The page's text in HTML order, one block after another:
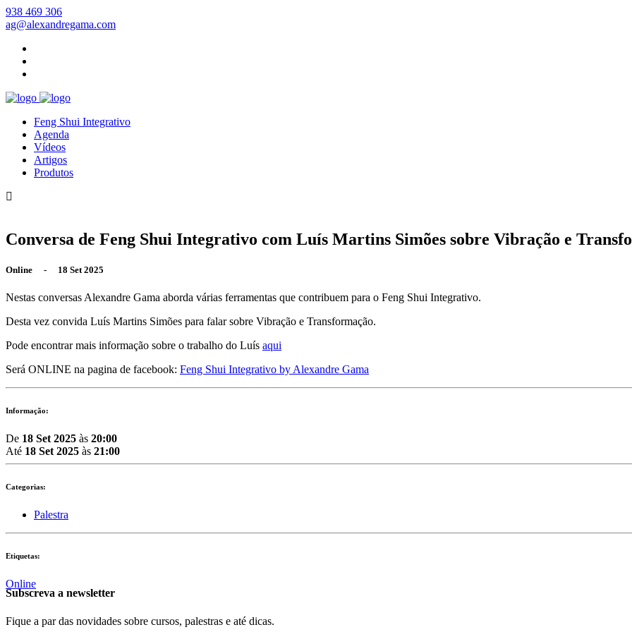
938 469 306
ag@alexandregama.com
Feng Shui Integrativo
Agenda
Vídeos
Artigos
Produtos
Conversa de Feng Shui Integrativo com Luís Martins Simões sobre Vibração e
Online - 18 Set 2025
Nestas conversas Alexandre Gama aborda várias ferramentas que contribuem para o Feng Shui Integrativo.
Desta vez convida Luís Martins Simões para falar sobre Vibração e Transformação.
Pode encontrar mais informação sobre o trabalho do Luís aqui
Será ONLINE na pagina de facebook: Feng Shui Integrativo by Alexandre Gama
Informação:
De 18 Set 2025 às 20:00
Até 18 Set 2025 às 21:00
Categorias:
Palestra
Etiquetas:
Online
Subscreva a newsletter
Fique a par das novidades sobre cursos, palestras e até dicas.